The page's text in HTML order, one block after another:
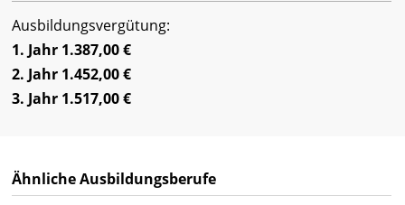
Ausbildungsvergütung:
1. Jahr 1.387,00 €
2. Jahr 1.452,00 €
3. Jahr 1.517,00 €
Ähnliche Ausbildungsberufe